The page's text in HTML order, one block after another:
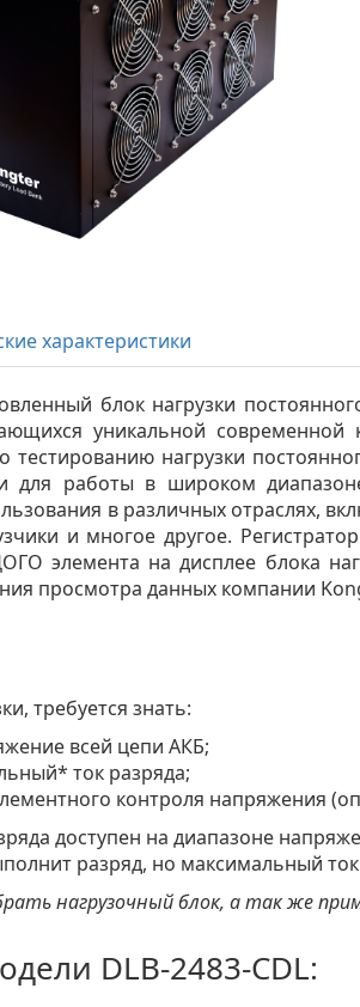
характеристики
блок нагрузки
уникальной
тестированию нагрузки
для работы в широком
в различных отраслях,
и многое другое.
элемента на дисплее блока
просмотра данных компании
требуется знать:
всей цепи АКБ;
ток разряда;
контроля напряжения
доступен на диапазоне
разряд, но максимальный
нагрузочный блок, а так же
DLB-2483-CDL: